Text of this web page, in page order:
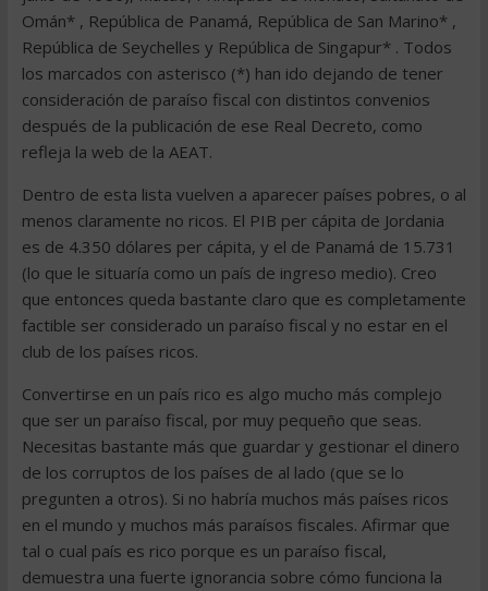
Omán* , República de Panamá, República de San Marino* ,
República de Seychelles y República de Singapur* . Todos
los marcados con asterisco (*) han ido dejando de tener
consideración de paraíso fiscal con distintos convenios
después de la publicación de ese Real Decreto, como
refleja la web de la AEAT.
Dentro de esta lista vuelven a aparecer países pobres, o al
menos claramente no ricos. El PIB per cápita de Jordania
es de 4.350 dólares per cápita, y el de Panamá de 15.731
(lo que le situaría como un país de ingreso medio). Creo
que entonces queda bastante claro que es completamente
factible ser considerado un paraíso fiscal y no estar en el
club de los países ricos.
Convertirse en un país rico es algo mucho más complejo
que ser un paraíso fiscal, por muy pequeño que seas.
Necesitas bastante más que guardar y gestionar el dinero
de los corruptos de los países de al lado (que se lo
pregunten a otros). Si no habría muchos más países ricos
en el mundo y muchos más paraísos fiscales. Afirmar que
tal o cual país es rico porque es un paraíso fiscal,
demuestra una fuerte ignorancia sobre cómo funciona la